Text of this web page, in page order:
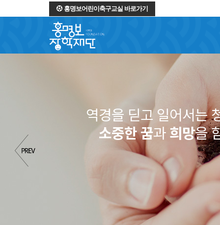
홍명보어린이축구교실 바로가기
역경을 딛고 일어서는
소중한 꿈과희망을